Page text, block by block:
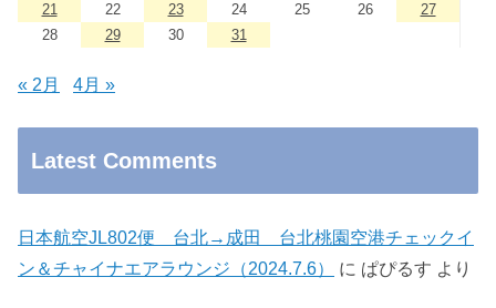
21
22 23 24 25 26
27
28
29 30 31
« 2月 4月 »
Latest Comments
日本航空JL802便 台北→成田 台北桃園空港チェックイ
ン＆チャイナエアラウンジ（2024.7.6）
に ぱぴるす より